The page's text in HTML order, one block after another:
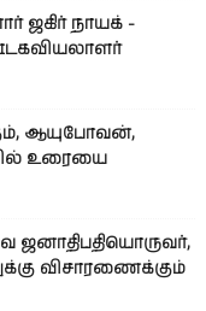
ஜகிர் நாயக் -
ஆயுபோவன்,
உரையை
ஜனாதிபதியொருவர்,
விசாரணைக்கும்